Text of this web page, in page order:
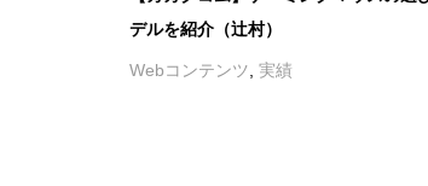
デルを紹介（辻村）
Webコンテンツ 実績